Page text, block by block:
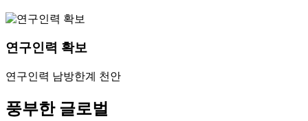
연구인력 확보
연구인력 남방한계 천안
풍부한 글로벌